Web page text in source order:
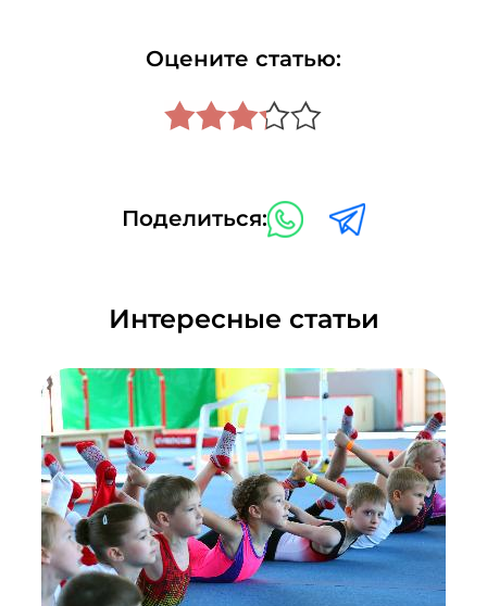
Оцените статью:
Поделиться:
Интересные статьи